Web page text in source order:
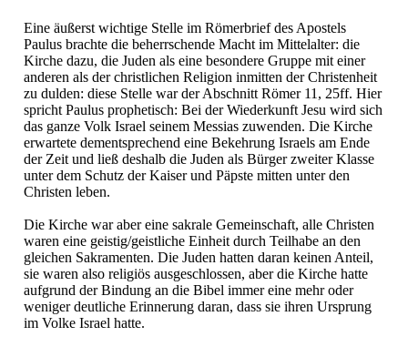
Eine äußerst wichtige Stelle im Römerbrief des Apostels
Paulus brachte die beherrschende Macht im Mittelalter: die
Kirche dazu, die Juden als eine besondere Gruppe mit einer
anderen als der christlichen Religion inmitten der Christenheit
zu dulden: diese Stelle war der Abschnitt Römer 11, 25ff. Hier
spricht Paulus prophetisch: Bei der Wiederkunft Jesu wird sich
das ganze Volk Israel seinem Messias zuwenden. Die Kirche
erwartete dementsprechend eine Bekehrung Israels am Ende
der Zeit und ließ deshalb die Juden als Bürger zweiter Klasse
unter dem Schutz der Kaiser und Päpste mitten unter den
Christen leben.
Die Kirche war aber eine sakrale Gemeinschaft, alle Christen
waren eine geistig/geistliche Einheit durch Teilhabe an den
gleichen Sakramenten. Die Juden hatten daran keinen Anteil,
sie waren also religiös ausgeschlossen, aber die Kirche hatte
aufgrund der Bindung an die Bibel immer eine mehr oder
weniger deutliche Erinnerung daran, dass sie ihren Ursprung
im Volke Israel hatte.